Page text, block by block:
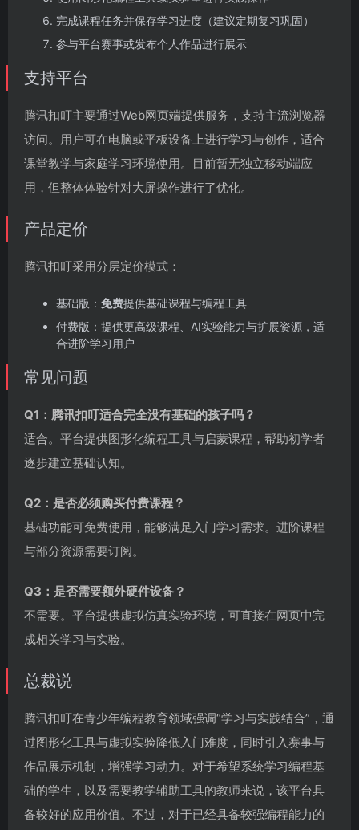
完成课程任务并保存学习进度（建议定期复习巩固）
参与平台赛事或发布个人作品进行展示
支持平台
腾讯扣叮主要通过Web网页端提供服务，支持主流浏览器
访问。用户可在电脑或平板设备上进行学习与创作，适合
课堂教学与家庭学习环境使用。目前暂无独立移动端应
用，但整体体验针对大屏操作进行了优化。
产品定价
腾讯扣叮采用分层定价模式：
基础版： 免费提供基础课程与编程工具
付费版：提供更高级课程、AI实验能力与扩展资源，适
合进阶学习用户
常见问题
Q1：腾讯扣叮适合完全没有基础的孩子吗？
适合。平台提供图形化编程工具与启蒙课程，帮助初学者
逐步建立基础认知。
Q2：是否必须购买付费课程？
基础功能可免费使用，能够满足入门学习需求。进阶课程
与部分资源需要订阅。
Q3：是否需要额外硬件设备？
不需要。平台提供虚拟仿真实验环境，可直接在网页中完
成相关学习与实验。
总裁说
腾讯扣叮在青少年编程教育领域强调“学习与实践结合”，通
过图形化工具与虚拟实验降低入门难度，同时引入赛事与
作品展示机制，增强学习动力。对于希望系统学习编程基
础的学生，以及需要教学辅助工具的教师来说，该平台具
备较好的应用价值。不过，对于已经具备较强编程能力的